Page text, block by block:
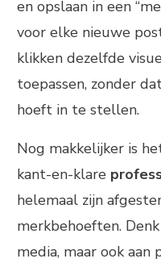
en opslaan in een
voor elke nieuwe
klikken dezelfde
toepassen, zonder
hoeft in te stellen.
Nog makkelijker is
kant-en-klare
helemaal zijn
merkbehoeften.
media, maar ook aan